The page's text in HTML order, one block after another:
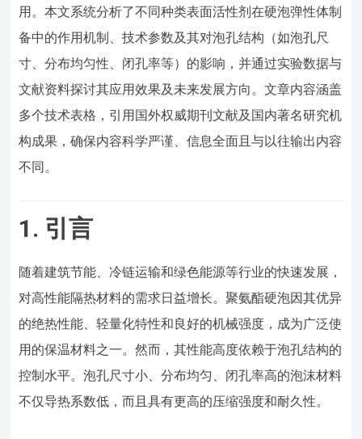
用。本文系统分析了不同种类表面活性剂在硬泡弹性体制
备中的作用机制、技术参数及其对泡孔结构（如泡孔尺
寸、分布均匀性、闭孔率等）的影响，并通过实验数据与
文献资料探讨其应用效果及未来发展方向。文章内容涵盖
多个技术表格，引用国外权威期刊文献及国内著名研究机
构成果，确保内容科学严谨、信息全面且与以往输出内容
不同。
1. 引言
随着建筑节能、冷链运输和绿色能源等行业的快速发展，
对高性能隔热材料的需求日益增长。聚氨酯硬泡因其优异
的绝热性能、轻量化特性和良好的机械强度，成为广泛使
用的保温材料之一。然而，其性能高度依赖于泡孔结构的
控制水平。泡孔尺寸小、分布均匀、闭孔率高的泡沫材料
不仅导热系数低，而且具有更高的压缩强度和耐久性。